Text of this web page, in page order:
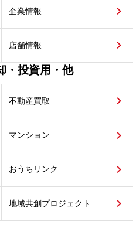
企業情報
店舗情報
・投資用・他
不動産買取
マンション
おうちリンク
地域共創プロジェクト